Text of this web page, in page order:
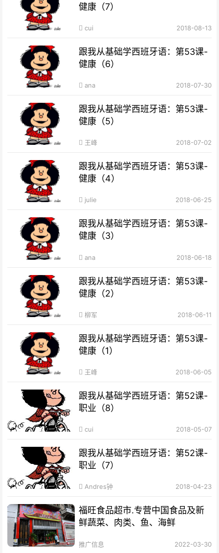
健康（7）
cui 2018-08-13
跟我从基础学西班牙语：第53课-
健康（6）
ana 2018-07-30
跟我从基础学西班牙语：第53课-
健康（5）
王峰 2018-07-02
跟我从基础学西班牙语：第53课-
健康（4）
julie 2018-06-25
跟我从基础学西班牙语：第53课-
健康（3）
ana 2018-06-18
跟我从基础学西班牙语：第53课-
健康（2）
柳军 2018-06-11
跟我从基础学西班牙语：第53课-
健康（1）
王峰 2018-06-05
跟我从基础学西班牙语：第52课-
职业（8）
cui 2018-05-07
跟我从基础学西班牙语：第52课-
职业（7）
Andres钟 2018-04-23
福旺食品超市.专营中国食品及新
鲜蔬菜、肉类、鱼、海鲜
推广信息 2022-03-30